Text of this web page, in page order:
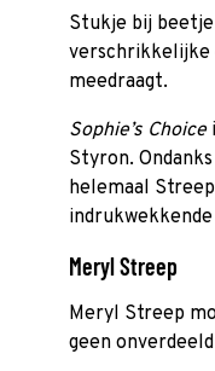
Stukje bij
verschrikkelijke
meedraagt.
Sophie’s Choice
Styron.
helemaal
Meryl Streep
Meryl Streep
geen